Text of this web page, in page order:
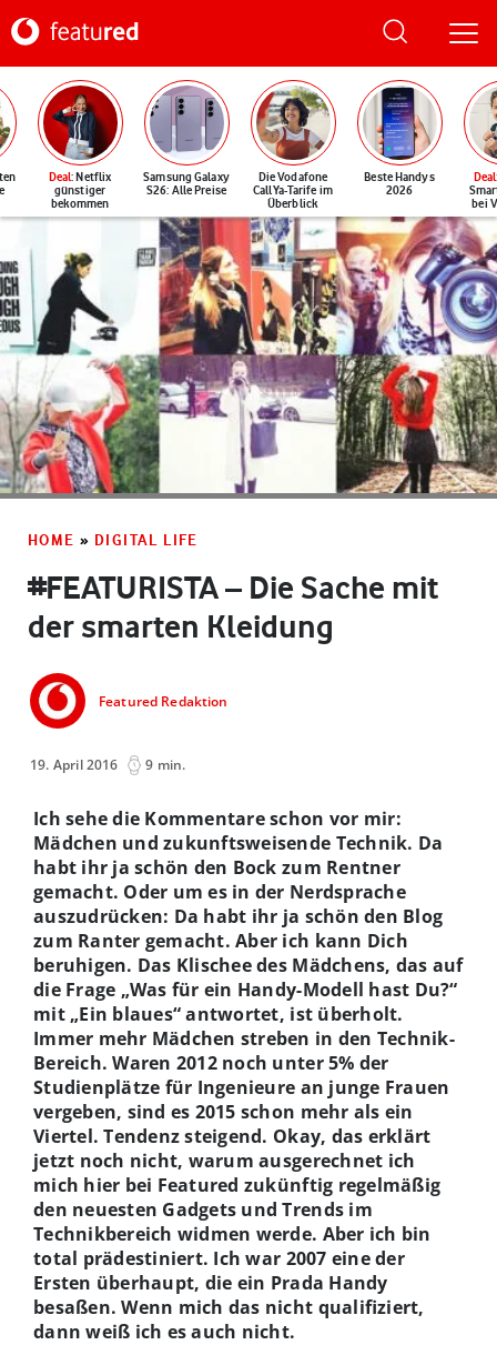
Deal: Netflix
günstiger
bekommen
Samsung Galaxy
S26: Alle Preise
Die Vodafone
CallYa-Tarife im
Überblick
Beste Handys
2026
Deal
bei
HOME » DIGITAL LIFE
#FEATURISTA – Die Sache mit
der smarten Kleidung
Featured Redaktion
19. April 2016 9 min.
Ich sehe die Kommentare schon vor mir:
Mädchen und zukunftsweisende Technik. Da
habt ihr ja schön den Bock zum Rentner
gemacht. Oder um es in der Nerdsprache
auszudrücken: Da habt ihr ja schön den Blog
zum Ranter gemacht. Aber ich kann Dich
beruhigen. Das Klischee des Mädchens, das auf
die Frage „Was für ein Handy-Modell hast Du?“
mit „Ein blaues“ antwortet, ist überholt.
Immer mehr Mädchen streben in den Technik-
Bereich. Waren 2012 noch unter 5% der
Studienplätze für Ingenieure an junge Frauen
vergeben, sind es 2015 schon mehr als ein
Viertel. Tendenz steigend. Okay, das erklärt
jetzt noch nicht, warum ausgerechnet ich
mich hier bei Featured zukünftig regelmäßig
den neuesten Gadgets und Trends im
Technikbereich widmen werde. Aber ich bin
total prädestiniert. Ich war 2007 eine der
Ersten überhaupt, die ein Prada Handy
besaßen. Wenn mich das nicht qualifiziert,
dann weiß ich es auch nicht.